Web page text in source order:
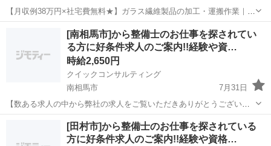
【月収例38万円×社宅費無料★】ガラス繊維製品の加工・運搬作業｜未
経験からガッツリ稼げる☆｜期間限定★社宅費ゼロ円｜日払いOK◎ス
マホでカンタン申請！＜20〜40代男性活躍中＞ ガラス繊維製品の製造
【業務詳細】 ■ガラス...
福島駅 その他
[南相馬市]から整備士のお仕事を探されてい
る方に好条件求人のご案内!!経験や資…
時給2,650円
クイックコンサルティング
南相馬市
7月31日
【数ある求人の中から弊社の求人をご覧いただきありがとうございま
す!!】 全国に様々な求人を5万件以上取り扱っておりご希望条件やご状
況に応じてマッチしそうな求人をご案内いたします!! 応募前に相談だ
けしてみたい方やどんな求...
南相馬市 工場 スタッフ
[田村市]から整備士のお仕事を探されている
方に好条件求人のご案内!!経験や資格…